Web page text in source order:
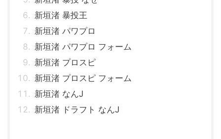
新垣渚 暴投王
新垣渚 パワプロ
新垣渚 パワプロ フォーム
新垣渚 プロスピ
新垣渚 プロスピ フォーム
新垣渚 なんJ
新垣渚 ドラフト なんJ